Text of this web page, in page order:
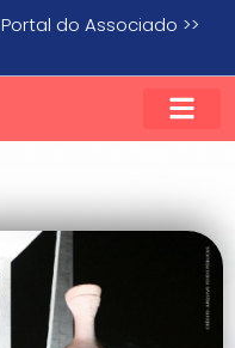
Portal do Associado >>